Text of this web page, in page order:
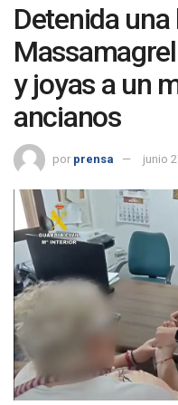
Detenida
y joyas a un
ancianos
por prensa junio